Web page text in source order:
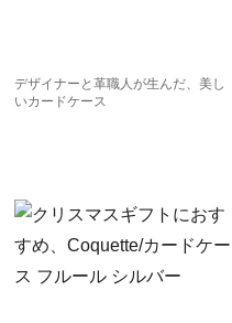
デザイナーと革職人が生んだ、美し
いカードケース